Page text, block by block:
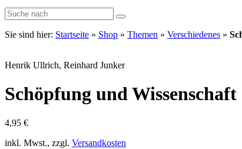
Sie sind hier: Startseite » Shop » Themen » Verschiedenes »
Henrik Ullrich, Reinhard Junker
Schöpfung und Wissenschaft
4,95 €
inkl. Mwst., zzgl. Versandkosten